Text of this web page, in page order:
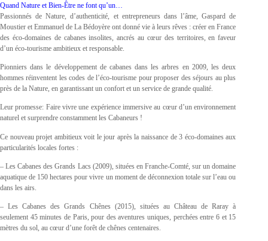
Quand Nature et Bien-Être ne font qu’un…
Passionnés de Nature, d’authenticité, et entrepreneurs dans l’âme, Gaspard de
Moustier et Emmanuel de La Bédoyère ont donné vie à leurs rêves : créer en France
des éco-domaines de cabanes insolites, ancrés au cœur des territoires, en faveur
d’un éco-tourisme ambitieux et responsable.
Pionniers dans le développement de cabanes dans les arbres en 2009, les deux
hommes réinventent les codes de l’éco-tourisme pour proposer des séjours au plus
près de la Nature, en garantissant un confort et un service de grande qualité.
Leur promesse: Faire vivre une expérience immersive au cœur d’un environnement
naturel et surprendre constamment les Cabaneurs !
Ce nouveau projet ambitieux voit le jour après la naissance de 3 éco-domaines aux
particularités locales fortes :
– Les Cabanes des Grands Lacs (2009), situées en Franche-Comté, sur un domaine
aquatique de 150 hectares pour vivre un moment de déconnexion totale sur l’eau ou
dans les airs.
– Les Cabanes des Grands Chênes (2015), situées au Château de Raray à
seulement 45 minutes de Paris, pour des aventures uniques, perchées entre 6 et 15
mètres du sol, au cœur d’une forêt de chênes centenaires.